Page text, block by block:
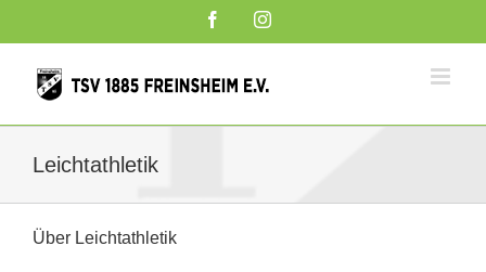
FacebookInstagram
Leichtathletik
Über Leichtathletik